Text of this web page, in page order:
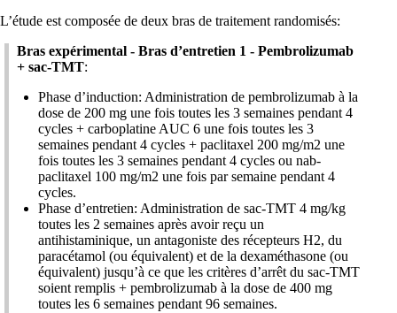
L’étude est composée de deux bras de traitement randomisés:
Bras expérimental - Bras d’entretien 1 - Pembrolizumab
+ sac-TMT:
Phase d’induction: Administration de pembrolizumab à la
dose de 200 mg une fois toutes les 3 semaines pendant 4
cycles + carboplatine AUC 6 une fois toutes les 3
semaines pendant 4 cycles + paclitaxel 200 mg/m2 une
fois toutes les 3 semaines pendant 4 cycles ou nab-
paclitaxel 100 mg/m2 une fois par semaine pendant 4
cycles.
Phase d’entretien: Administration de sac-TMT 4 mg/kg
toutes les 2 semaines après avoir reçu un
antihistaminique, un antagoniste des récepteurs H2, du
paracétamol (ou équivalent) et de la dexaméthasone (ou
équivalent) jusqu’à ce que les critères d’arrêt du sac-TMT
soient remplis + pembrolizumab à la dose de 400 mg
toutes les 6 semaines pendant 96 semaines.